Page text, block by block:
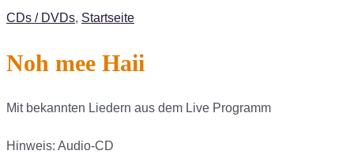
CDs / DVDs, Startseite
Noh mee Haii
Mit bekannten Liedern aus dem Live Programm
Hinweis: Audio-CD